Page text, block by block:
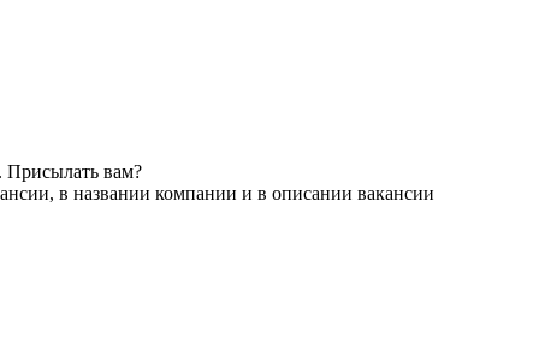
Присылать вам?
в названии компании и в описании вакансии